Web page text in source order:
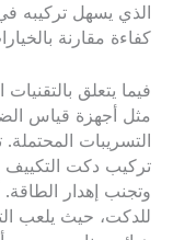
الذي يسهل تركيبه
كفاءة مقارنة
فيما يتعلق
مثل أجهزة قياس
التسريبات
تركيب دكت التكييف
وتجنب إهدار
للدكت، حيث يلعب